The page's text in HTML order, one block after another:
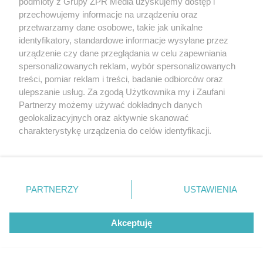
TEST OSOBOWOŚCI
przechowujemy informacje na urządzeniu oraz
przetwarzamy dane osobowe, takie jak unikalne
identyfikatory, standardowe informacje wysyłane przez
urządzenie czy dane przeglądania w celu zapewniania
spersonalizowanych reklam, wybór spersonalizowanych
treści, pomiar reklam i treści, badanie odbiorców oraz
ulepszanie usług. Za zgodą Użytkownika my i Zaufani
Partnerzy możemy używać dokładnych danych
geolokalizacyjnych oraz aktywnie skanować
charakterystykę urządzenia do celów identyfikacji.
zmienić/wycofać klikając przycisk ustawień prywatności
znajdujący się w lewym dolnym rogu strony
rodzaje przetwarzania danych nie wymagają zgody
użytkownika, ale masz prawo sprzeciwić się takiemu
przetwarzaniu. Preferencje będą miały zastosowanie tylko
PARTNERZY USTAWIENIA
Akceptuję